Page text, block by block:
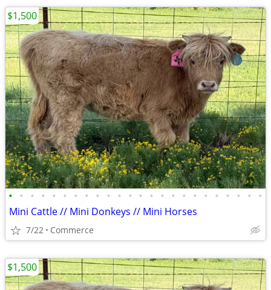
• • • • • • • • • • • • • • • • • • • • • • • •
Mini Cattle // Mini Donkeys // Mini Horses
7/22 Commerce
$1,500
$1,500